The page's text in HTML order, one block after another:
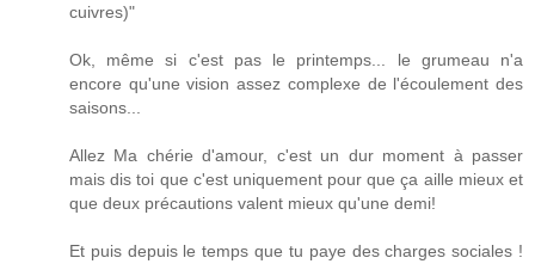
cuivres)"
Ok, même si c'est pas le printemps... le grumeau n'a
encore qu'une vision assez complexe de l'écoulement des
saisons...
Allez Ma chérie d'amour, c'est un dur moment à passer
mais dis toi que c'est uniquement pour que ça aille mieux et
que deux précautions valent mieux qu'une demi!
Et puis depuis le temps que tu paye des charges sociales !